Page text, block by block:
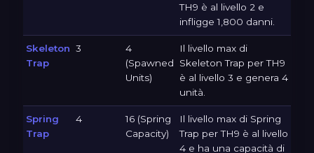
TH9 è al livello 2 e
infligge 1,800 danni.
Skeleton
Trap
3
4
(Spawned
Units)
Il livello max di
Skeleton Trap per TH9
è al livello 3 e genera 4
unità.
Spring
Trap
4
16 (Spring
Capacity)
Il livello max di Spring
Trap per TH9 è al livello
4 e ha una capacità di